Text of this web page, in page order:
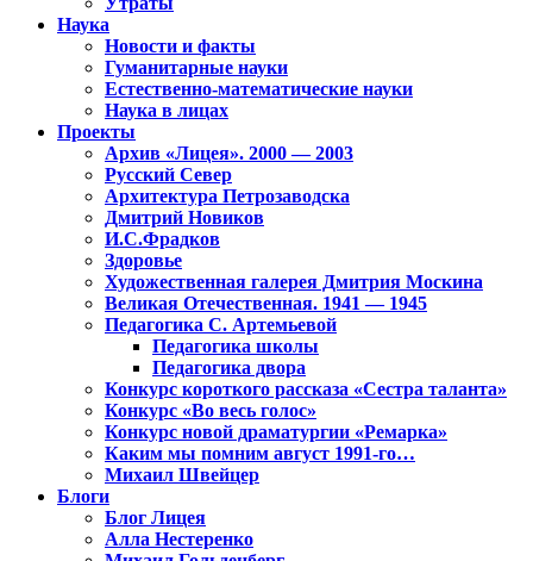
Наука
Новости и факты
Гуманитарные науки
Естественно-математические науки
Наука в лицах
Проекты
Архив «Лицея». 2000 — 2003
Русский Север
Архитектура Петрозаводска
Дмитрий Новиков
И.С.Фрадков
Здоровье
Художественная галерея Дмитрия Москина
Великая Отечественная. 1941 — 1945
Педагогика С. Артемьевой
Педагогика школы
Педагогика двора
Конкурс короткого рассказа «Сестра таланта»
Конкурс «Во весь голос»
Конкурс новой драматургии «Ремарка»
Каким мы помним август 1991-го…
Михаил Швейцер
Блоги
Блог Лицея
Алла Нестеренко